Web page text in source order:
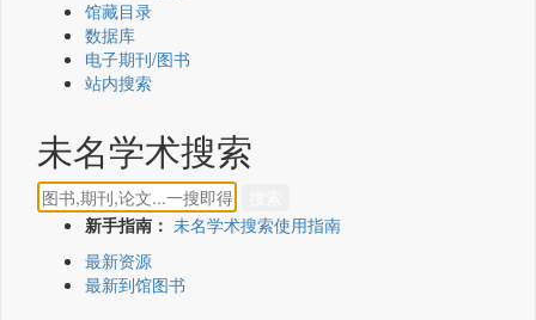
馆藏目录
数据库
电子期刊/图书
站内搜索
未名学术搜索
新手指南： 未名学术搜索使用指南
最新资源
最新到馆图书